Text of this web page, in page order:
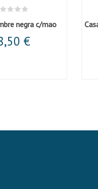
negra c/mao
€